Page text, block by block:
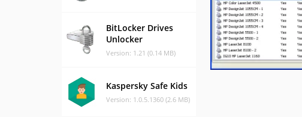
BitLocker Drives
Unlocker
Version: 1.21 (0.14 MB)
Kaspersky Safe Kids
Version: 1.0.5.1360 (2.6 MB)